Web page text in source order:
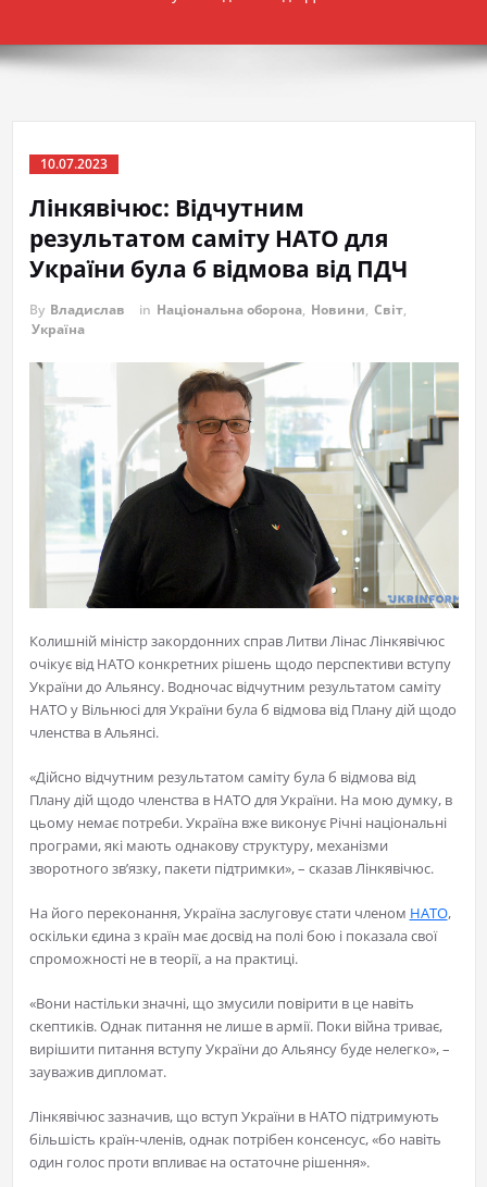
10.07.2023
Лінкявічюс: Відчутним
результатом саміту НАТО для
України була б відмова від ПДЧ
By Владислав in Національна оборона, Новини, Світ,
Україна
Колишній міністр закордонних справ Литви Лінас Лінкявічюс
очікує від НАТО конкретних рішень щодо перспективи вступу
України до Альянсу. Водночас відчутним результатом саміту
НАТО у Вільнюсі для України була б відмова від Плану дій щодо
членства в Альянсі.
«Дійсно відчутним результатом саміту була б відмова від
Плану дій щодо членства в НАТО для України. На мою думку, в
цьому немає потреби. Україна вже виконує Річні національні
програми, які мають однакову структуру, механізми
зворотного зв’язку, пакети підтримки», – сказав Лінкявічюс.
На його переконання, Україна заслуговує стати членом НАТО,
оскільки єдина з країн має досвід на полі бою і показала свої
спроможності не в теорії, а на практиці.
«Вони настільки значні, що змусили повірити в це навіть
скептиків. Однак питання не лише в армії. Поки війна триває,
вирішити питання вступу України до Альянсу буде нелегко», –
зауважив дипломат.
Лінкявічюс зазначив, що вступ України в НАТО підтримують
більшість країн-членів, однак потрібен консенсус, «бо навіть
один голос проти впливає на остаточне рішення».